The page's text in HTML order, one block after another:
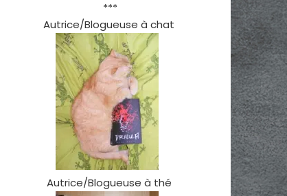
***
Autrice/Blogueuse à chat
Autrice/Blogueuse à thé